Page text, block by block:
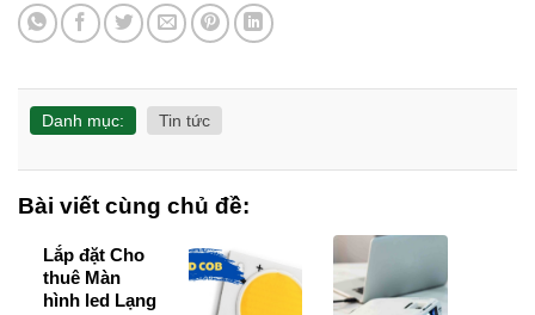
Danh mục: Tin tức
Bài viết cùng chủ đề:
Lắp đặt Cho
thuê Màn
hình led Lạng